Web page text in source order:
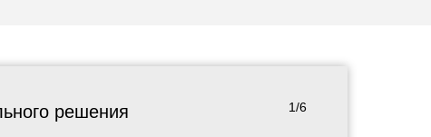
решения 1/6